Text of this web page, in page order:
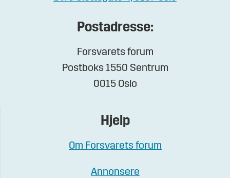
Postadresse:
Forsvarets forum
Postboks 1550 Sentrum
0015 Oslo
Hjelp
Om Forsvarets forum
Annonsere